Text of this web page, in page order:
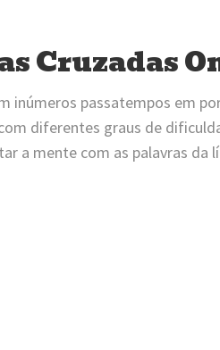
Cruzadas
inúmeros passatempos em
diferentes graus de
a mente com as palavras da